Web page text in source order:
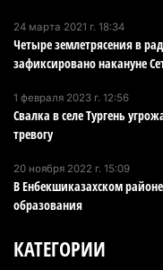
В Алматинской
наркотики из-за
6 августа 2026 г. 17:04
Алматинской
тарифы
Сильнейшие
24 марта 2021 г. 18:34
Четыре землетрясения в
зафиксировано накануне
1 февраля 2023 г. 12:56
Свалка в селе Тургень
тревогу
20 ноября 2022 г. 15:09
В Енбекшиказахском
образования
КАТЕГОРИИ